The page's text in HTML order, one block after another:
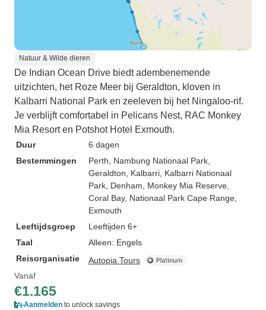
Natuur & Wilde dieren
De Indian Ocean Drive biedt adembenemende
uitzichten, het Roze Meer bij Geraldton, kloven in
Kalbarri National Park en zeeleven bij het Ningaloo-rif.
Je verblijft comfortabel in Pelicans Nest, RAC Monkey
Mia Resort en Potshot Hotel Exmouth.
Duur
6 dagen
Bestemmingen
Perth , Nambung Nationaal Park
Geraldton , Kalbarri , Kalbarri Nationaal
Park , Denham , Monkey Mia Reserve
Coral Bay, Nationaal Park Cape Range
Exmouth
Leeftijdsgroep
Leeftijden 6+
Taal
Alleen: Engels
Reisorganisatie
Autopia Tours
Vanaf
€1.165
Aanmelden to unlock savings